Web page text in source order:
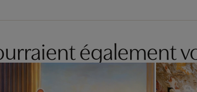
également